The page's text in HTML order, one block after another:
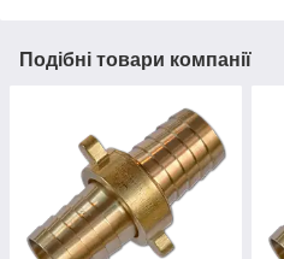
Подібні товари компанії